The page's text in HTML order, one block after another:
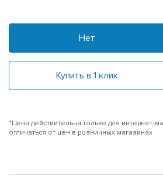
Нет
Купить в 1 клик
*Цена действительна только для интернет-
отличаться от цен в розничных магазинах